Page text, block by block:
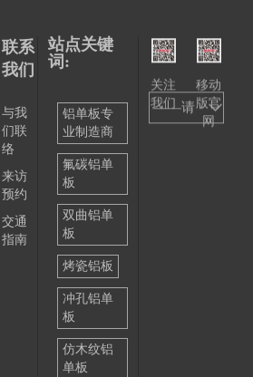
联系
我们
与我
们联
络
来访
预约
交通
指南
站点关键
词:
铝单板专
业制造商
氟碳铝单
板
双曲铝单
板
烤瓷铝板
冲孔铝单
板
仿木纹铝
单板
关注
我们
移动
版官
网
——请